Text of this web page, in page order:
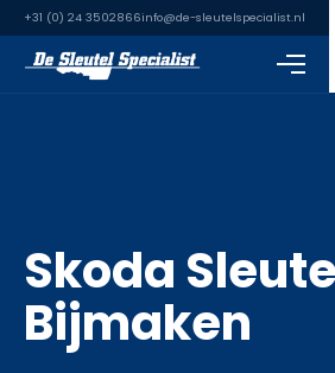
+31 (0) 24 3502866info@de-sleutelspecialist.nl
Skoda
Bijmaken